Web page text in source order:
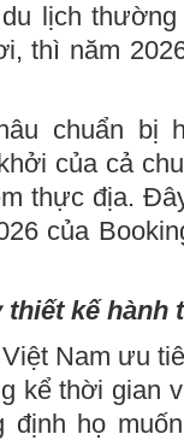
lịch
thì năm
chuẩn bị
của cả
thực địa.
của
thiết kế hành
Nam ưu
kể thời gian
định họ